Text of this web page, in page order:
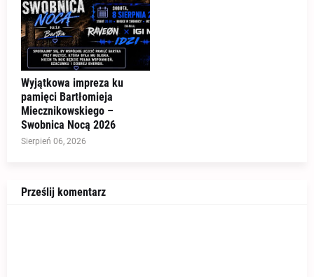
Wyjątkowa impreza ku
pamięci Bartłomieja
Miecznikowskiego –
Swobnica Nocą 2026
Sierpień 06, 2026
Prześlij komentarz